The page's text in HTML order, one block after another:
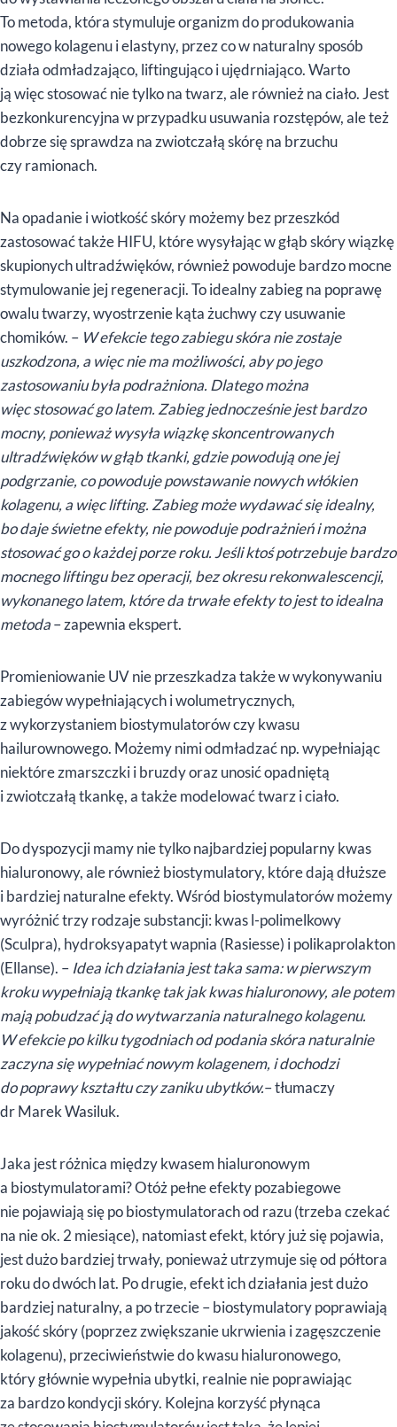
To metoda, która stymuluje organizm do produkowania
nowego kolagenu i elastyny, przez co w naturalny sposób
działa odmładzająco, liftingująco i ujędrniająco. Warto
ją więc stosować nie tylko na twarz, ale również na ciało. Jest
bezkonkurencyjna w przypadku usuwania rozstępów, ale też
dobrze się sprawdza na zwiotczałą skórę na brzuchu
czy ramionach.
Na opadanie i wiotkość skóry możemy bez przeszkód
zastosować także HIFU, które wysyłając w głąb skóry wiązkę
skupionych ultradźwięków, również powoduje bardzo mocne
stymulowanie jej regeneracji. To idealny zabieg na poprawę
owalu twarzy, wyostrzenie kąta żuchwy czy usuwanie
chomików. – W efekcie tego zabiegu skóra nie zostaje
uszkodzona, a więc nie ma możliwości, aby po jego
zastosowaniu była podrażniona. Dlatego można
więc stosować go latem. Zabieg jednocześnie jest bardzo
mocny, ponieważ wysyła wiązkę skoncentrowanych
ultradźwięków w głąb tkanki, gdzie powodują one jej
podgrzanie, co powoduje powstawanie nowych włókien
kolagenu, a więc lifting. Zabieg może wydawać się idealny,
bo daje świetne efekty, nie powoduje podrażnień i można
stosować go o każdej porze roku. Jeśli ktoś potrzebuje bardzo
mocnego liftingu bez operacji, bez okresu rekonwalescencji,
wykonanego latem, które da trwałe efekty to jest to idealna
metoda– zapewnia ekspert.
Promieniowanie UV nie przeszkadza także w wykonywaniu
zabiegów wypełniających i wolumetrycznych,
z wykorzystaniem biostymulatorów czy kwasu
hailurownowego. Możemy nimi odmładzać np. wypełniając
niektóre zmarszczki i bruzdy oraz unosić opadniętą
i zwiotczałą tkankę, a także modelować twarz i ciało.
Do dyspozycji mamy nie tylko najbardziej popularny kwas
hialuronowy, ale również biostymulatory, które dają dłuższe
i bardziej naturalne efekty. Wśród biostymulatorów możemy
wyróżnić trzy rodzaje substancji: kwas l-polimelkowy
(Sculpra), hydroksyapatyt wapnia (Rasiesse) i polikaprolakton
(Ellanse). – Idea ich działania jest taka sama: w pierwszym
kroku wypełniają tkankę tak jak kwas hialuronowy, ale potem
mają pobudzać ją do wytwarzania naturalnego kolagenu.
W efekcie po kilku tygodniach od podania skóra naturalnie
zaczyna się wypełniać nowym kolagenem, i dochodzi
do poprawy kształtu czy zaniku ubytków.– tłumaczy
dr Marek Wasiluk.
Jaka jest różnica między kwasem hialuronowym
a biostymulatorami? Otóż pełne efekty pozabiegowe
nie pojawiają się po biostymulatorach od razu (trzeba czekać
na nie ok. 2 miesiące), natomiast efekt, który już się pojawia,
jest dużo bardziej trwały, ponieważ utrzymuje się od półtora
roku do dwóch lat. Po drugie, efekt ich działania jest dużo
bardziej naturalny, a po trzecie – biostymulatory poprawiają
jakość skóry (poprzez zwiększanie ukrwienia i zagęszczenie
kolagenu), przeciwieństwie do kwasu hialuronowego,
który głównie wypełnia ubytki, realnie nie poprawiając
za bardzo kondycji skóry. Kolejna korzyść płynąca